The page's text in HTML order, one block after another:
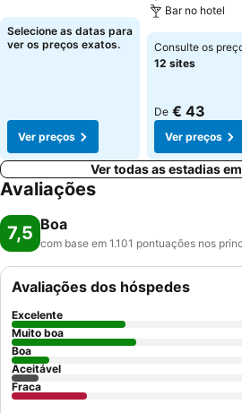
Selecione as datas para
ver os preços exatos.
Ver preços
Bar no hotel
Consulte os
12 sites
De € 43
Ver preços
Ver todas as estadias
Avaliações
7,5 Boa
com base em 1.101 pontuações nos
Avaliações dos hóspedes
Excelente
Muito boa
Boa
Aceitável
Fraca